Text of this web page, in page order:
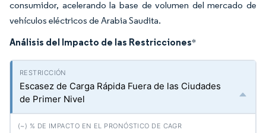
consumidor, acelerando la base de volumen del mercado de
vehículos eléctricos de Arabia Saudita.
Análisis del Impacto de las Restricciones*
Escasez de Carga Rápida Fuera de las Ciudades
de Primer Nivel